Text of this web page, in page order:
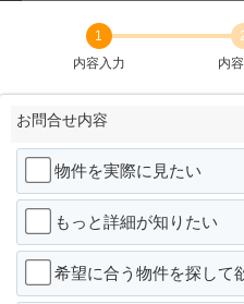
1
内容入力
内
お問合せ内容
物件を実際に見たい
もっと詳細が知りたい
希望に合う物件を探して